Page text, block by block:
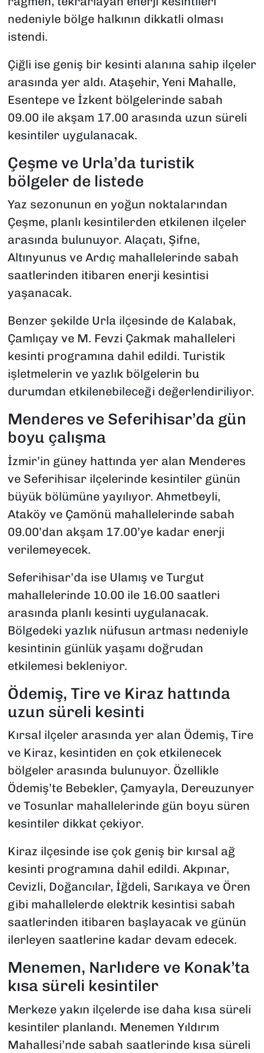
nedeniyle bölge halkının dikkatli olması
istendi.
Çiğli ise geniş bir kesinti alanına sahip ilçeler
arasında yer aldı. Ataşehir, Yeni Mahalle,
Esentepe ve İzkent bölgelerinde sabah
09.00 ile akşam 17.00 arasında uzun süreli
kesintiler uygulanacak.
Çeşme ve Urla’da turistik
bölgeler de listede
Yaz sezonunun en yoğun noktalarından
Çeşme, planlı kesintilerden etkilenen ilçeler
arasında bulunuyor. Alaçatı, Şifne,
Altınyunus ve Ardıç mahallelerinde sabah
saatlerinden itibaren enerji kesintisi
yaşanacak.
Benzer şekilde Urla ilçesinde de Kalabak,
Çamlıçay ve M. Fevzi Çakmak mahalleleri
kesinti programına dahil edildi. Turistik
işletmelerin ve yazlık bölgelerin bu
durumdan etkilenebileceği değerlendiriliyor.
Menderes ve Seferihisar’da gün
boyu çalışma
İzmir’in güney hattında yer alan Menderes
ve Seferihisar ilçelerinde kesintiler günün
büyük bölümüne yayılıyor. Ahmetbeyli,
Ataköy ve Çamönü mahallelerinde sabah
09.00’dan akşam 17.00’ye kadar enerji
verilemeyecek.
Seferihisar’da ise Ulamış ve Turgut
mahallelerinde 10.00 ile 16.00 saatleri
arasında planlı kesinti uygulanacak.
Bölgedeki yazlık nüfusun artması nedeniyle
kesintinin günlük yaşamı doğrudan
etkilemesi bekleniyor.
Ödemiş, Tire ve Kiraz hattında
uzun süreli kesinti
Kırsal ilçeler arasında yer alan Ödemiş, Tire
ve Kiraz, kesintiden en çok etkilenecek
bölgeler arasında bulunuyor. Özellikle
Ödemiş’te Bebekler, Çamyayla, Dereuzunyer
ve Tosunlar mahallelerinde gün boyu süren
kesintiler dikkat çekiyor.
Kiraz ilçesinde ise çok geniş bir kırsal ağ
kesinti programına dahil edildi. Akpınar,
Cevizli, Doğancılar, İğdeli, Sarıkaya ve Ören
gibi mahallelerde elektrik kesintisi sabah
saatlerinden itibaren başlayacak ve günün
ilerleyen saatlerine kadar devam edecek.
Menemen, Narlıdere ve Konak’ta
kısa süreli kesintiler
Merkeze yakın ilçelerde ise daha kısa süreli
kesintiler planlandı. Menemen Yıldırım
Mahallesi’nde sabah saatlerinde kısa süreli